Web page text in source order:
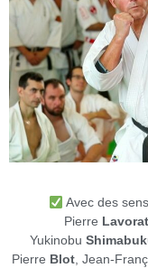
Avec des
Pierre
Yukinobu
Pierre Blot, Jean-